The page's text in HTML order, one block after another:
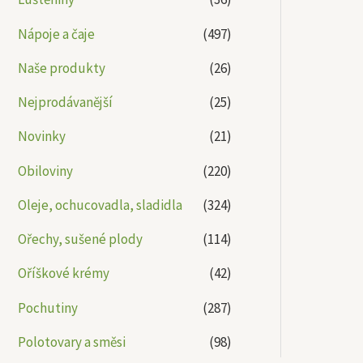
Nápoje a čaje
(497)
Naše produkty
(26)
Nejprodávanější
(25)
Novinky
(21)
Obiloviny
(220)
Oleje, ochucovadla, sladidla
(324)
Ořechy, sušené plody
(114)
Oříškové krémy
(42)
Pochutiny
(287)
Polotovary a směsi
(98)